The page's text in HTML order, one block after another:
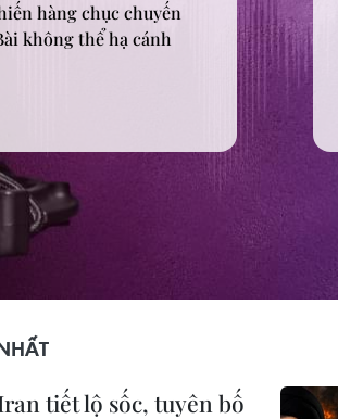
xưa: Những phong tục
trong ký ức
tiết lộ sốc, tuyên bố